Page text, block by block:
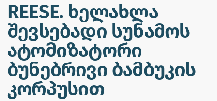
REESE. ხელახლა
შევსებადი სუნამოს
ატომიზატორი
ბუნებრივი ბამბუკის
კორპუსით